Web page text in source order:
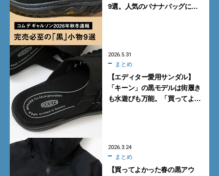
9選。人気のバナナバッグにハ
2026.5.31
まとめ
【エディター愛用サンダル】
「キーン」の黒モデルは街履き
も水遊びも万能。「買ってよ
2026.3.24
まとめ
【買ってよかった春の黒アウ